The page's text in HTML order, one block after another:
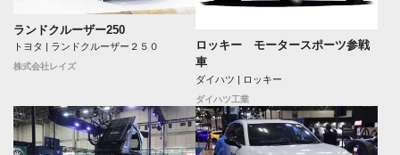
ランドクルーザー250
トヨタ | ランドクルーザー２５０
株式会社レイズ
ロッキー モータースポーツ参戦
車
ダイハツ | ロッキー
ダイハツ工業